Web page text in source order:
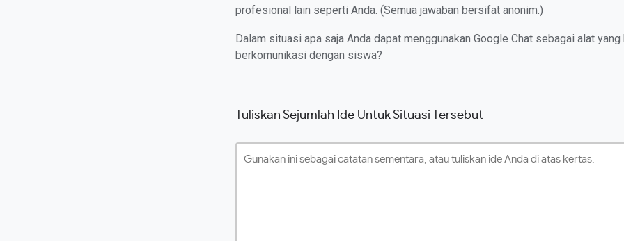
profesional lain seperti Anda. (Semua jawaban bersifat anonim.)
Dalam situasi apa saja Anda dapat menggunakan Google Chat sebagai alat yang
berkomunikasi dengan siswa?
Tuliskan Sejumlah Ide Untuk Situasi Tersebut